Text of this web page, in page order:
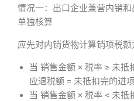
情况一：出口企业兼营内销
单独核算
应先对内销货物计算销项税额
当 销售金额 × 税率 ≥ 未抵
应退税额 = 未抵扣完的进
当 销售金额 × 税率 < 未抵